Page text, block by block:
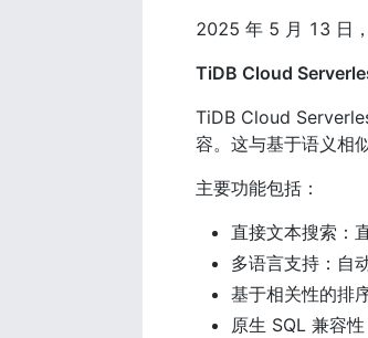
2025 年 5 月 13 日
TiDB Cloud
TiDB Cloud
容。这与基于语义相
主要功能包括：
直接文本搜索：
多语言支持：自
基于相关性的排
原生 SQL 兼容